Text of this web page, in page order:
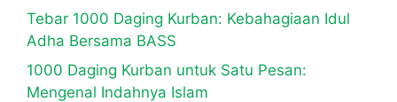
Tebar 1000 Daging Kurban: Kebahagiaan Idul
Adha Bersama BASS
1000 Daging Kurban untuk Satu Pesan:
Mengenal Indahnya Islam